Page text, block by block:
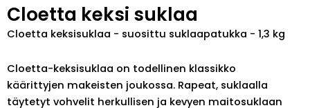
Cloetta keksi suklaa
Cloetta keksisuklaa - suosittu suklaapatukka - 1,3 kg
Cloetta-keksisuklaa on todellinen klassikko
käärittyjen makeisten joukossa. Rapeat, suklaalla
täytetyt vohvelit herkullisen ja kevyen maitosuklaan